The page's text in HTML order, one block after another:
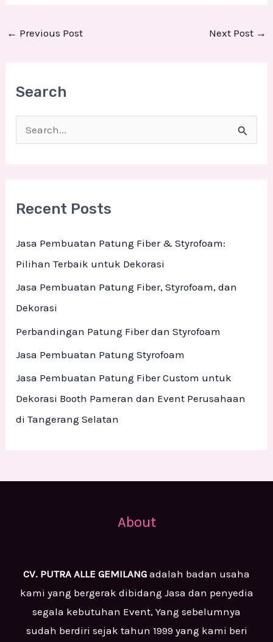
← Previous Post Next Post →
Search
cRecent Posts
Jasa Pembuatan Patung Fiber & Styrofoam:
Pilihan Terbaik untuk Dekorasi
Jasa Pembuatan Patung Fiber, Styrofoam, dan
Dekorasi
Perbandingan Patung Fiber dan Styrofoam
Jasa Pembuatan Patung Styrofoam
Jasa Pembuatan Patung Fiber Custom untuk
Dekorasi Booth Pameran dan Event Perusahaan
di Tangerang Selatan
About
CV. PUTRA ALLE GEMILANG adalah badan usaha
kami yang bergerak dibidang Jasa dan penyedia
segala kebutuhan Event, Yang sebelumnya
sudah berdiri sejak tahun 1999 yang kami beri